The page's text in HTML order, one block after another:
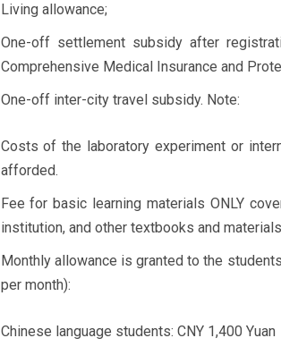
Living allowance;
One-off settlement subsidy after
Comprehensive Medical Insurance and
One-off inter-city travel subsidy. Note:
Costs of the laboratory experiment or
afforded.
Fee for basic learning materials ONLY
institution, and other textbooks and
Monthly allowance is granted to the
per month):
Chinese language students: CNY 1,400 Yuan